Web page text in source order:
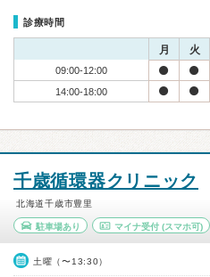
診療時間
月 火
09:00-12:00
14:00-18:00
千歳循環器クリニック
北海道千歳市豊里
駐車場あり マイナ受付(スマホ可)
土曜（〜13:30）